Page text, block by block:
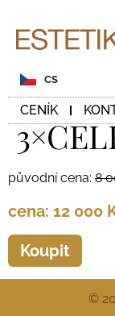
CENÍK
CS
původní cena: 8
cena: 12 000
Koupit
©